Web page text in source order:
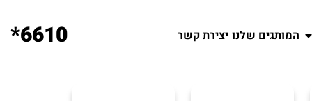
המותגים שלנו יצירת קשר 6610*